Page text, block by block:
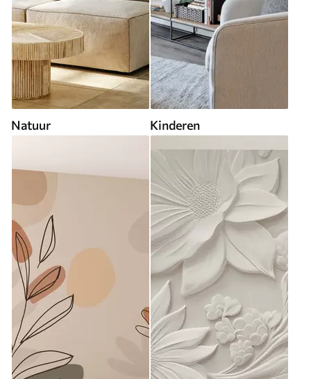
Natuur Kinderen